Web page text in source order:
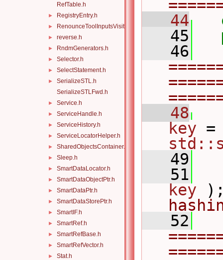
RefTable.h
► RegistryEntry.h
► RenounceToolInputsVisitor.h
► reverse.h
► RndmGenerators.h
► Selector.h
► SelectStatement.h
►
SerializeSTL.h
SerializeSTLFwd.h
► Service.h
► ServiceHandle.h
► ServiceHistory.h
► ServiceLocatorHelper.h
► SharedObjectsContainer.h
► Sleep.h
► SmartDataLocator.h
► SmartDataObjectPtr.h
► SmartDataPtr.h
► SmartDataStorePtr.h
► SmartIF.h
► SmartRef.h
► SmartRefBase.h
► SmartRefVector.h
► Stat.h
   44
   45
   46
   48
key
   49
   51
key
   52